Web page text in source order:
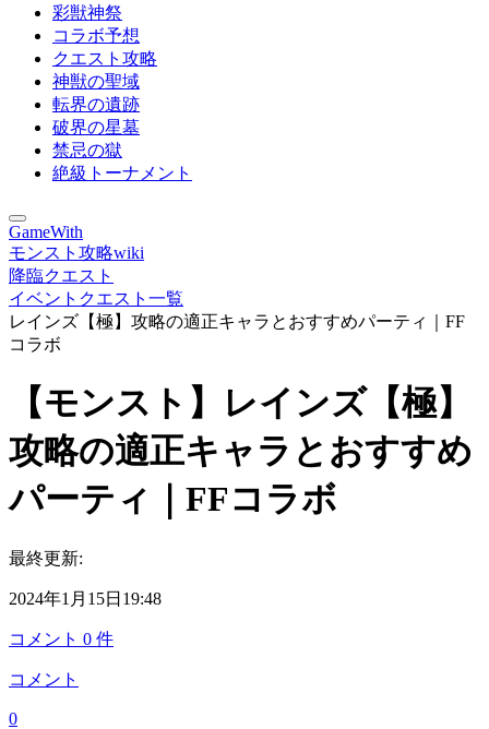
彩獣神祭
コラボ予想
クエスト攻略
神獣の聖域
転界の遺跡
破界の星墓
禁忌の獄
絶級トーナメント
GameWith
モンスト攻略wiki
降臨クエスト
イベントクエスト一覧
レインズ【極】攻略の適正キャラとおすすめパーティ｜FF
コラボ
【モンスト】レインズ【極】
攻略の適正キャラとおすすめ
パーティ｜FFコラボ
最終更新:
2024年1月15日19:48
コメント 0 件
コメント
0